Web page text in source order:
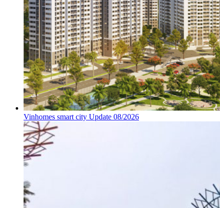
Vinhomes smart city Update 08/2026